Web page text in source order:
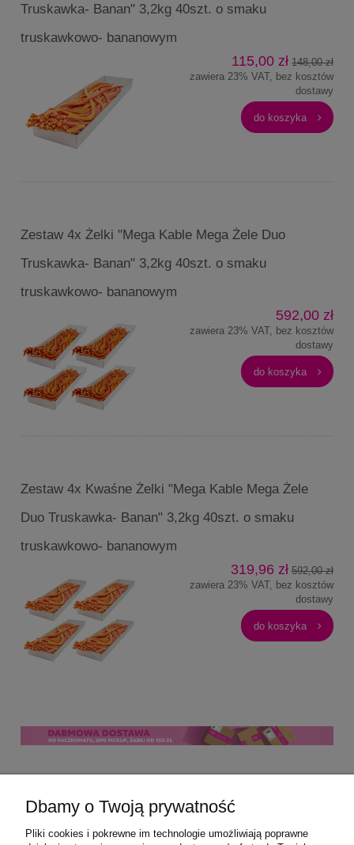
Truskawka- Banan" 3,2kg 40szt. o smaku
truskawkowo- bananowym
115,00 zł 148,00 zł
zawiera 23% VAT, bez kosztów
dostawy
do koszyka
Zestaw 4x Żelki "Mega Kable Mega Żele Duo
Truskawka- Banan" 3,2kg 40szt. o smaku
truskawkowo- bananowym
592,00 zł
zawiera 23% VAT, bez kosztów
dostawy
do koszyka
Zestaw 4x Kwaśne Żelki "Mega Kable Mega Żele
Duo Truskawka- Banan" 3,2kg 40szt. o smaku
truskawkowo- bananowym
319,96 zł 592,00 zł
zawiera 23% VAT, bez kosztów
dostawy
do koszyka
Moje konto
Dbamy o Twoją prywatność
Pliki cookies i pokrewne im technologie umożliwiają poprawne